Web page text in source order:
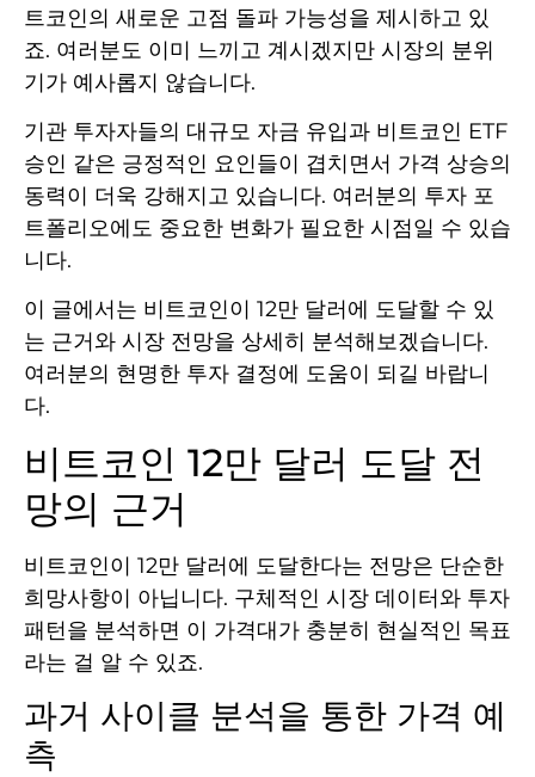
트코인의 새로운 고점 돌파 가능성을 제시하고 있
죠. 여러분도 이미 느끼고 계시겠지만 시장의 분위
기가 예사롭지 않습니다.
기관 투자자들의 대규모 자금 유입과 비트코인 ETF
승인 같은 긍정적인 요인들이 겹치면서 가격 상승의
동력이 더욱 강해지고 있습니다. 여러분의 투자 포
트폴리오에도 중요한 변화가 필요한 시점일 수 있습
니다.
이 글에서는 비트코인이 12만 달러에 도달할 수 있
는 근거와 시장 전망을 상세히 분석해보겠습니다.
여러분의 현명한 투자 결정에 도움이 되길 바랍니
다.
비트코인 12만 달러 도달 전
망의 근거
비트코인이 12만 달러에 도달한다는 전망은 단순한
희망사항이 아닙니다. 구체적인 시장 데이터와 투자
패턴을 분석하면 이 가격대가 충분히 현실적인 목표
라는 걸 알 수 있죠.
과거 사이클 분석을 통한 가격 예
측